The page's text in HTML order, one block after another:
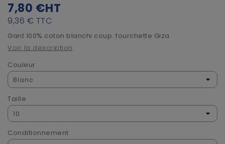
7,80 €HT
9,36 € TTC
Gant 100% coton blanchi coup. fourchette Giza
Voir la description
Couleur
Taille
Conditionnement